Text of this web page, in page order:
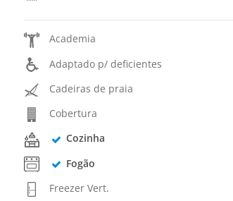
Academia
Adaptado p/ deficientes
Cadeiras de praia
Cobertura
Cozinha
Fogão
Freezer Vert.